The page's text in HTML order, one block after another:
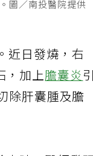
圖／南投醫院提供
近日發燒，右
，加上膽囊炎引
除肝囊腫及膽